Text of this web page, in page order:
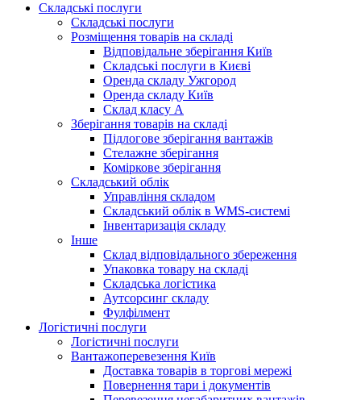
Складські послуги
Складські послуги
Розміщення товарів на складі
Відповідальне зберігання Київ
Складські послуги в Києві
Оренда складу Ужгород
Оренда складу Київ
Склад класу А
Зберігання товарів на складі
Підлогове зберігання вантажів
Стелажне зберігання
Коміркове зберігання
Складський облік
Управління складом
Складський облік в WMS-системі
Інвентаризація складу
Інше
Склад відповідального збереження
Упаковка товару на складі
Складська логістика
Аутсорсинг складу
Фулфілмент
Логістичні послуги
Логістичні послуги
Вантажоперевезення Київ
Доставка товарів в торгові мережі
Повернення тари і документів